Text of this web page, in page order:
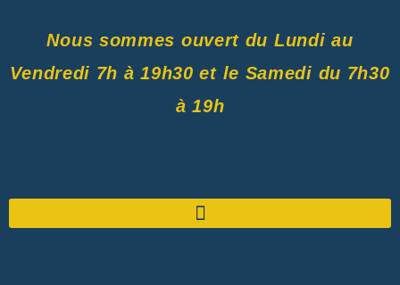
Nous sommes ouvert du Lundi au
Vendredi 7h à 19h30 et le Samedi du 7h30
à 19h